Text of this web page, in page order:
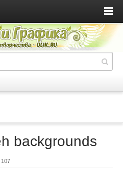
backgrounds
107